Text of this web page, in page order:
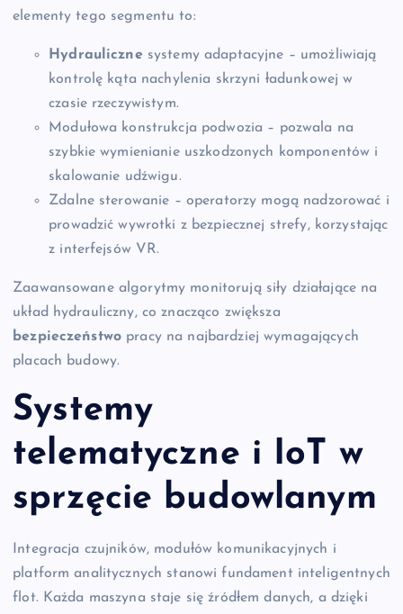
elementy tego segmentu to:
Hydraulicznesystemy adaptacyjne – umożliwiają
kontrolę kąta nachylenia skrzyni ładunkowej w
czasie rzeczywistym.
Modułowa konstrukcja podwozia – pozwala na
szybkie wymienianie uszkodzonych komponentów i
skalowanie udźwigu.
Zdalne sterowanie – operatorzy mogą nadzorować i
prowadzić wywrotki z bezpiecznej strefy, korzystając
z interfejsów VR.
Zaawansowane algorytmy monitorują siły działające na
układ hydrauliczny, co znacząco zwiększa
bezpieczeństwo pracy na najbardziej wymagających
placach budowy.
Systemy
telematyczne i IoT w
sprzęcie budowlanym
Integracja czujników, modułów komunikacyjnych i
platform analitycznych stanowi fundament inteligentnych
flot. Każda maszyna staje się źródłem danych, a dzięki